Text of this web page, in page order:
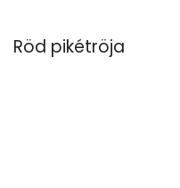
Röd pikétröja